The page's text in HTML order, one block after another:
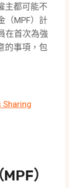
主都可能不
（MPF）計
在首次為強
的事項，包
Sharing
）